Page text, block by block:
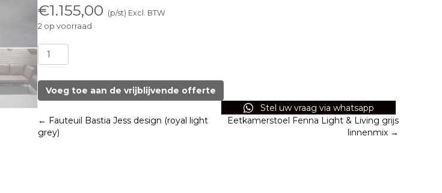
€1.155,00 (p/st) Excl. BTW
2 op voorraad
Bank
Shuffle
design
(Royal
aantal
Voeg toe aan de vrijblijvende offerte
Stel uw vraag via whatsapp
Posts
← Fauteuil Bastia Jess design (royal light
grey)
Eetkamerstoel Fenna Light & Living grijs
linnenmix →